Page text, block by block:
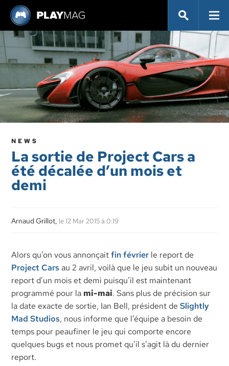
NEWS
La sortie de Project Cars a
été décalée d’un mois et
demi
Arnaud Grillot, le 12 Mar 2015 à 0:19
Alors qu’on vous annonçaitfin février le report de
Project Cars au 2 avril, voilà que le jeu subit un nouveau
report d’un mois et demi puisqu’il est maintenant
programmé pour la mi-mai. Sans plus de précision sur
la date exacte de sortie, Ian Bell, président deSlightly
Mad Studios, nous informe que l’équipe a besoin de
temps pour peaufiner le jeu qui comporte encore
quelques bugs et nous promet qu’il s’agit là du dernier
report.